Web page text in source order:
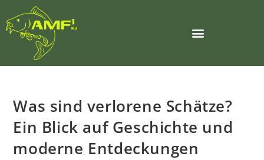
Was sind verlorene Schätze?
Ein Blick auf Geschichte und
moderne Entdeckungen